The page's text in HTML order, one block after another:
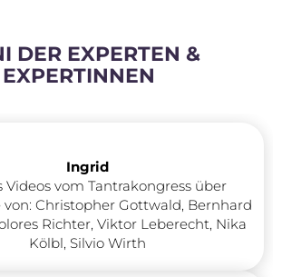
DER EXPERTEN &
EXPERTINNEN
Ingrid
Videos vom Tantrakongress über
von: Christopher Gottwald, Bernhard
Richter, Viktor Leberecht, Nika
Kölbl, Silvio Wirth